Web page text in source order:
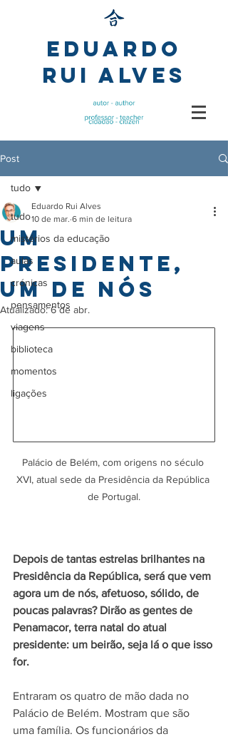
Eduardo
Rui Alves
Post
tudo
mistérios da educação
aulas
crónicas
pensamentos
viagens
biblioteca
momentos
ligações
tudo
Um
presidente,
um de nós
Eduardo Rui Alves
10 de mar. 6 min de leitura
Atualizado:6 de abr.
Palácio de Belém, com origens no século
XVI, atual sede da Presidência da República
de Portugal.
Depois de tantas estrelas brilhantes na
Presidência da República, será que vem
agora um de nós, afetuoso, sólido, de
poucas palavras? Dirão as gentes de
Penamacor, terra natal do atual
presidente: um beirão, seja lá o que isso
for.
Entraram os quatro de mão dada no
Palácio de Belém. Mostram que são
uma família. Os funcionários da